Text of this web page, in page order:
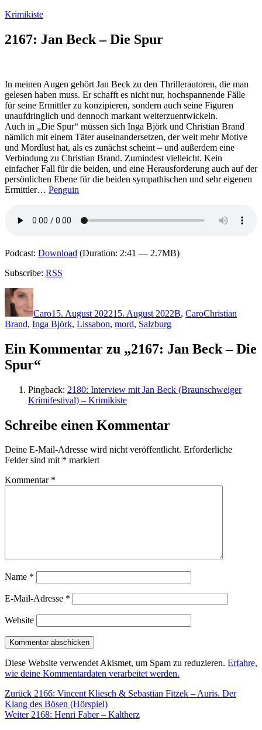
Zum
springen
Krimikiste
2167: Jan Beck – Die Spur
In meinen Augen gehört Jan Beck zu den Thrillerautoren, die man
gelesen haben muss. Er schafft es nicht nur, hochspannende Fälle
für seine Ermittler zu konzipieren, sondern auch seine Figuren
unaufdringlich und dennoch markant weiterzuentwickeln.
Auch in „Die Spur“ müssen sich Inga Björk und Christian Brand
nämlich mit einem Täter auseinandersetzen, der weit mehr Motive
und Mordlust hat, als es zunächst scheint – und außerdem eine
Verbindung zu Christian Brand. Zumindest vielleicht. Kein
einfacher Fall für die beiden, und eine Herausforderung auch auf der
persönlichen Ebene für die beiden sympathischen und sehr eigenen
Ermittler… Penguin
Podcast: Download (Duration: 2:41 — 2.7MB)
Subscribe: RSS
Autor
Caro15. August 202215. August 2022B, CaroChristian
Brand, Inga Björk, Lissabon, mord, Salzburg
Ein Kommentar zu „2167: Jan Beck – Die
Spur“
Pingback: 2180: Interview mit Jan Beck (Braunschweiger
Krimifestival) – Krimikiste
Schreibe einen Kommentar
Deine E-Mail-Adresse wird nicht veröffentlicht. Erforderliche
Felder sind mit * markiert
Kommentar *
Name *
E-Mail-Adresse *
Website
Diese Website verwendet Akismet, um Spam zu reduzieren. Erfahre,
wie deine Kommentardaten verarbeitet werden.
Beitragsnavigation
Zurück Vorheriger
Beitrag:
2166: Vincent Kliesch & Sebastian Fitzek – Auris. Der
Klang des Bösen (Hörspiel)
Weiter Nächster
2168: Henri Faber – Kaltherz